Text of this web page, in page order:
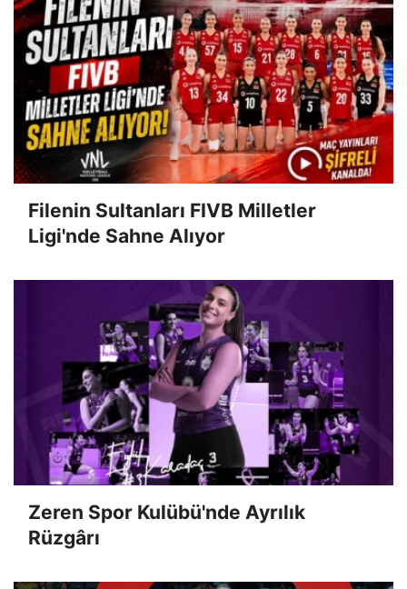
Filenin Sultanları FIVB Milletler
Ligi'nde Sahne Alıyor
Zeren Spor Kulübü'nde Ayrılık
Rüzgârı